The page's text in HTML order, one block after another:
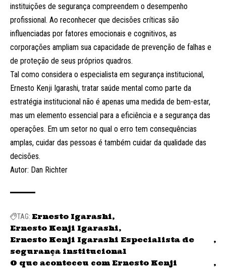
instituições de segurança compreendem o desempenho
profissional. Ao reconhecer que decisões críticas são
influenciadas por fatores emocionais e cognitivos, as
corporações ampliam sua capacidade de prevenção de falhas e
de proteção de seus próprios quadros.
Tal como considera o especialista em segurança institucional,
Ernesto Kenji Igarashi, tratar saúde mental como parte da
estratégia institucional não é apenas uma medida de bem-estar,
mas um elemento essencial para a eficiência e a segurança das
operações. Em um setor no qual o erro tem consequências
amplas, cuidar das pessoas é também cuidar da qualidade das
decisões.
Autor: Dan Richter
TAG: Ernesto Igarashi
Ernesto Kenji Igarashi
Ernesto Kenji Igarashi Especialista de
segurança institucional
O que aconteceu com Ernesto Kenji